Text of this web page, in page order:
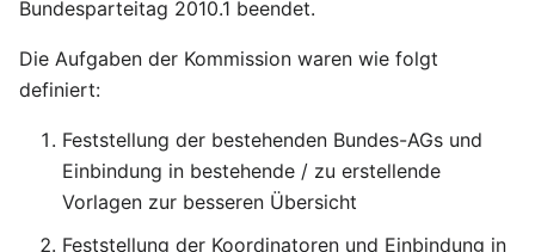
Bundesparteitag 2010.1 beendet.
Die Aufgaben der Kommission waren wie folgt
definiert:
Feststellung der bestehenden Bundes-AGs und
Einbindung in bestehende / zu erstellende
Vorlagen zur besseren Übersicht
Feststellung der Koordinatoren und Einbindung in